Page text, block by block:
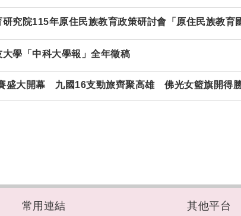
研究院115年原住民族教育政策研討會「原住民族教育
大學「中科大學報」全年徵稿
盛大開幕 九國16支勁旅齊聚高雄 佛光女籃旗開得
常用連結 其他平台